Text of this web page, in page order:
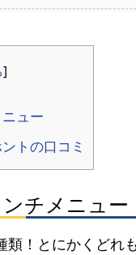
]
ュー
トの口コミ
チメニュー
！とにかくどれ